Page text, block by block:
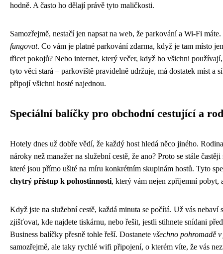
hodně. A často ho dělají právě tyto maličkosti.
Samozřejmě, nestačí jen napsat na web, že parkování a Wi-Fi máte.
fungovat. Co vám je platné parkování zdarma, když je tam místo
třicet pokojů? Nebo internet, který večer, když ho všichni
tyto věci stará – parkoviště pravidelně udržuje, má dostatek míst a
připojí všichni hosté najednou.
Speciální balíčky pro obchodní cestující a
Hotely dnes už dobře vědí, že každý host hledá něco jiného.
nároky než manažer na služební cestě, že ano? Proto se stále
které jsou přímo ušité na míru konkrétním skupinám hostů. Tyto
chytrý přístup k pohostinnosti, který vám nejen zpříjemní pobyt,
Když jste na služební cestě, každá minuta se počítá. Už vás nebaví
zjišťovat, kde najdete tiskárnu, nebo řešit, jestli stihnete snídani
Business balíčky přesně tohle řeší. Dostanete všechno pohromadě
samozřejmě, ale taky rychlé wifi připojení, o kterém víte, že vás